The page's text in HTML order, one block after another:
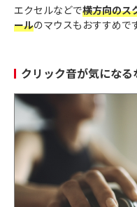
エクセルなどで横方向のス
ールのマウスもおすすめで
クリック音が気にな